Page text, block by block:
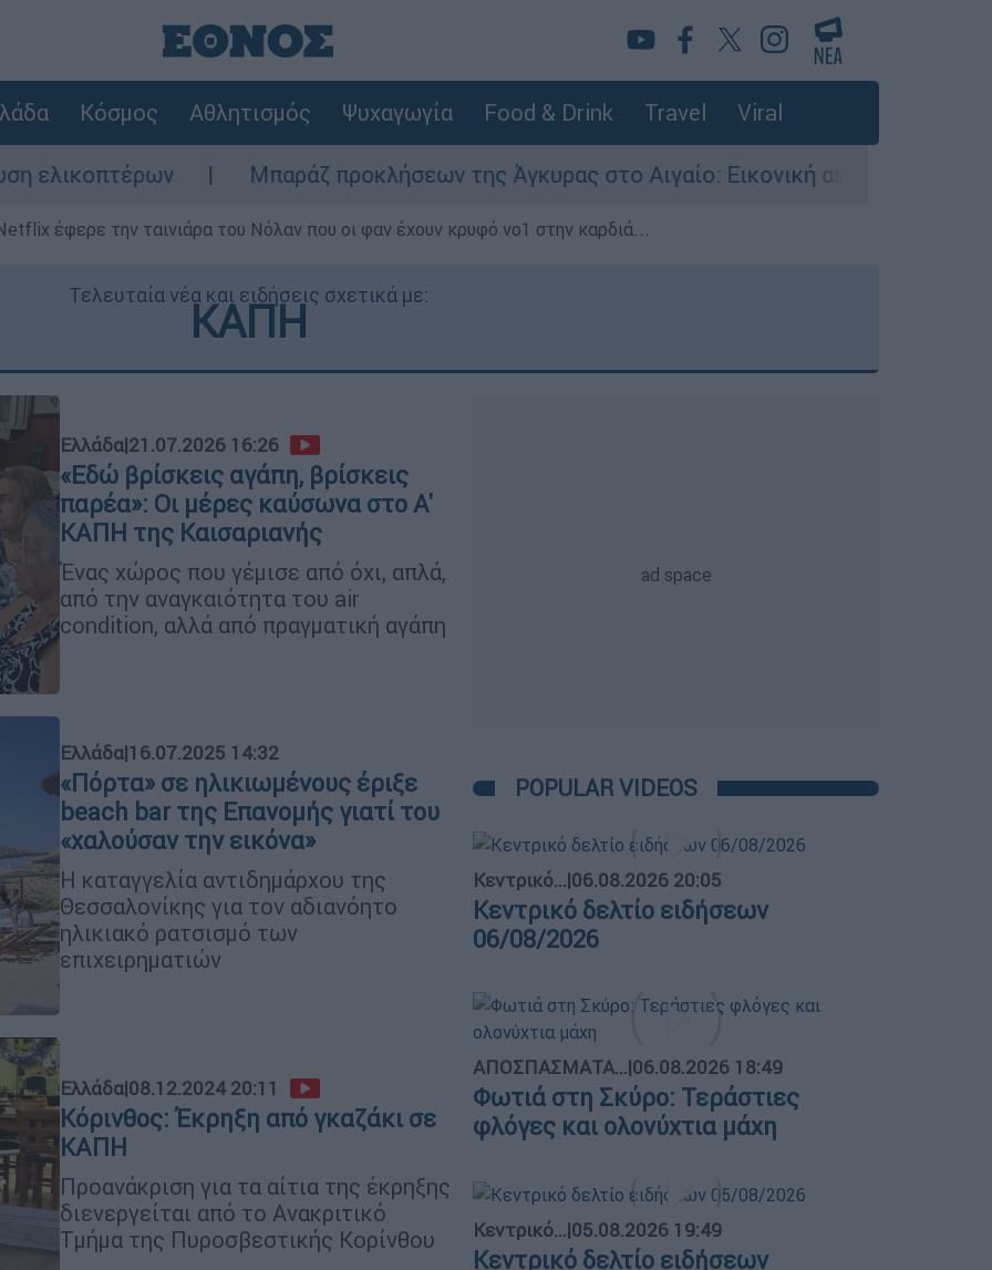
Κόσμος Αθλητισμός Ψυχαγωγία Food & Drink Travel Viral
Μπαράζ προκλήσεων της Άγκυρας στο Αιγαίο: Εικονική αερομαχία ανάμεσα σε
έφερε την ταινιάρα του Νόλαν που οι φαν έχουν κρυφό νο1 στην καρδιά...
Τελευταία νέα και ειδήσεις σχετικά με:
ΚΑΠΗ
Ελλάδα|21.07.2026 16:26
«Εδώ βρίσκεις αγάπη, βρίσκεις
παρέα»: Οι μέρες καύσωνα στο Α'
ΚΑΠΗ της Καισαριανής
Ένας χώρος που γέμισε από όχι, απλά,
από την αναγκαιότητα του air
condition, αλλά από πραγματική αγάπη
Ελλάδα|16.07.2025 14:32
«Πόρτα» σε ηλικιωμένους έριξε
beach bar της Επανομής γιατί του
«χαλούσαν την εικόνα»
Η καταγγελία αντιδημάρχου της
Θεσσαλονίκης για τον αδιανόητο
ηλικιακό ρατσισμό των
επιχειρηματιών
Ελλάδα|08.12.2024 20:11
Κόρινθος: Έκρηξη από γκαζάκι σε
ΚΑΠΗ
Προανάκριση για τα αίτια της έκρηξης
διενεργείται από το Ανακριτικό
Τμήμα της Πυροσβεστικής Κορίνθου
POPULAR VIDEOS
Κεντρικό...|06.08.2026 20:05
Κεντρικό δελτίο ειδήσεων
06/08/2026
ΑΠΟΣΠΑΣΜΑΤΑ...|06.08.2026 18:49
Φωτιά στη Σκύρο: Τεράστιες
φλόγες και ολονύχτια μάχη
Κεντρικό...|05.08.2026 19:49
Κεντρικό δελτίο ειδήσεων